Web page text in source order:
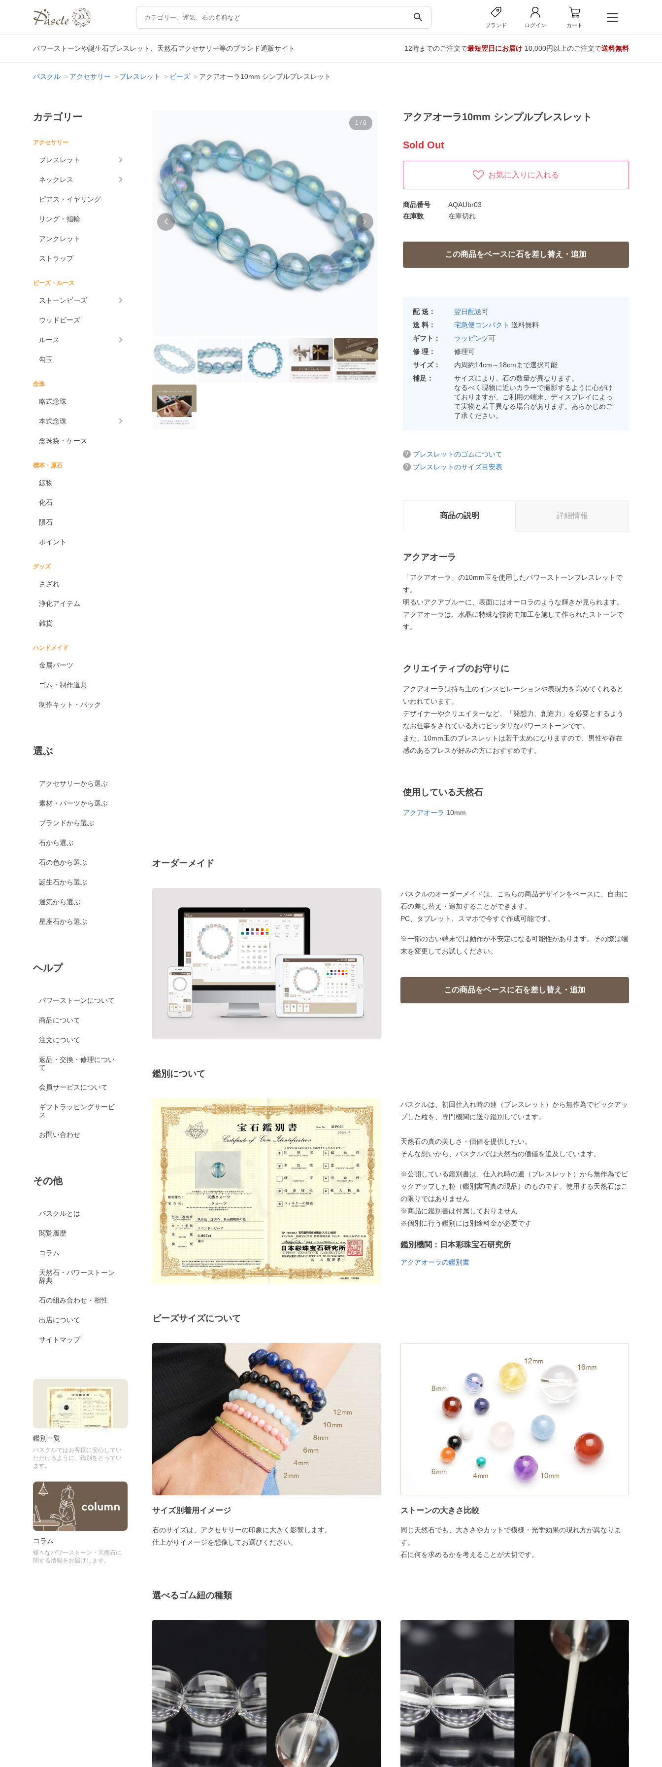
search
ブランド ログイン カート
パワーストーンや誕生石ブレスレット、天然石アクセサリー等のブランド通販サイト 12時までのご注文で最短翌日にお届け10,000円以上のご注文で送料無料
パスクル アクセサリー ブレスレット ビーズ アクアオーラ10mm シンプルブレスレット
カテゴリー
アクセサリー
ブレスレット
ネックレス
ピアス・イヤリング
リング・指輪
アンクレット
ストラップ
ビーズ・ルース
ストーンビーズ
ウッドビーズ
ルース
勾玉
念珠
略式念珠
本式念珠
念珠袋・ケース
標本・原石
鉱物
化石
隕石
ポイント
グッズ
さざれ
浄化アイテム
雑貨
ハンドメイド
金属パーツ
ゴム・制作道具
制作キット・パック
選ぶ
アクセサリーから選ぶ
素材・パーツから選ぶ
ブランドから選ぶ
石から選ぶ
石の色から選ぶ
誕生石から選ぶ
運気から選ぶ
星座石から選ぶ
ヘルプ
パワーストーンについて
商品について
注文について
返品・交換・修理につい
て
会員サービスについて
ギフトラッピングサービ
ス
お問い合わせ
その他
パスクルとは
閲覧履歴
コラム
天然石・パワーストーン
辞典
石の組み合わせ・相性
出店について
サイトマップ
鑑別一覧
パスクルではお客様に安心してい
ただけるように、鑑別をとってい
ます。
コラム
様々なパワーストーン・天然石に
関する情報をお届けします。
1 / 6
アクアオーラ10mm シンプルブレスレット
Sold Out
お気に入りに入れる
商品番号
AQAUbr03
在庫数
在庫切れ
配 送： 翌日配送可
送 料：
宅急便コンパクト 送料無料
ギフト：
ラッピング可
修 理：
修理可
サイズ：
内周約14cm～18cmまで選択可能
補足：
サイズにより、石の数量が異なります。
なるべく現物に近いカラーで撮影するように心がけ
ておりますが、ご利用の端末、ディスプレイによっ
て実物と若干異なる場合があります。あらかじめご
了承ください。
ブレスレットのゴムについて
ブレスレットのサイズ目安表
商品の説明 詳細情報
アクアオーラ
「アクアオーラ」の10mm玉を使用したパワーストーンブレスレットで
す。
明るいアクアブルーに、表面にはオーロラのような輝きが見られます。
アクアオーラは、水晶に特殊な技術で加工を施して作られたストーンで
す。
クリエイティブのお守りに
アクアオーラは持ち主のインスピレーションや表現力を高めてくれると
いわれています。
デザイナーやクリエイターなど、「発想力、創造力」を必要とするよう
なお仕事をされている方にピッタリなパワーストーンです。
また、10mm玉のブレスレットは若干太めになりますので、男性や存在
感のあるブレスが好みの方におすすめです。
使用している天然石
アクアオーラ 10mm
オーダーメイド
パスクルのオーダーメイドは、こちらの商品デザインをベースに、自由に
石の差し替え・追加することができます。
PC、タブレット、スマホで今すぐ作成可能です。
※一部の古い端末では動作が不安定になる可能性があります。その際は端
末を変更してお試しください。
鑑別について
パスクルは、初回仕入れ時の連（ブレスレット）から無作為でピックアッ
プした粒を、専門機関に送り鑑別しています。
天然石の真の美しさ・価値を提供したい。
そんな想いから、パスクルでは天然石の価値を追及しています。
※公開している鑑別書は、仕入れ時の連（ブレスレット）から無作為でピ
ックアップした粒（鑑別書写真の現品）のものです。使用する天然石はこ
の限りではありません
※商品に鑑別書は付属しておりません
※個別に行う鑑別には別途料金が必要です
鑑別機関：日本彩珠宝石研究所
アクアオーラの鑑別書
ビーズサイズについて
サイズ別着用イメージ
石のサイズは、アクセサリーの印象に大きく影響します。
仕上がりイメージを想像してお選びください。
ストーンの大きさ比較
同じ天然石でも、大きさやカットで模様・光学効果の現れ方が異なりま
す。
石に何を求めるかを考えることが大切です。
選べるゴム紐の種類